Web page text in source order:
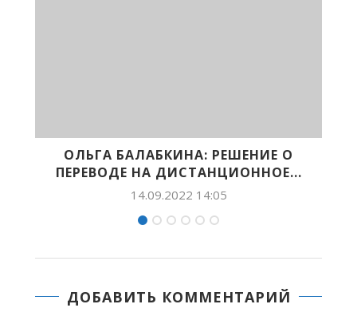
О
ПОЧЕМУ ЛУЧШЕ
ПЕРЕБОЛЕТЬ?
ДОБАВИТЬ КОММЕНТАРИЙ